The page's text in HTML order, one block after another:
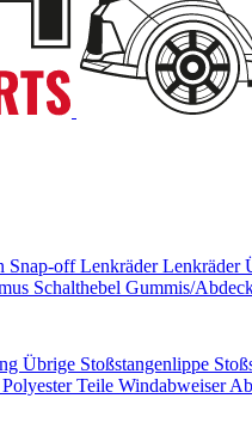
Snap-offLenkräderLenkräder
Schalthebel Gummis/
Übrige Stoßstangenlippe
Teile Windabweiser